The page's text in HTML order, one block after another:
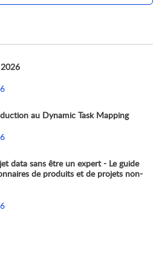
au Dynamic Task Mapping
data sans être un expert - Le guide
de produits et de projets non-